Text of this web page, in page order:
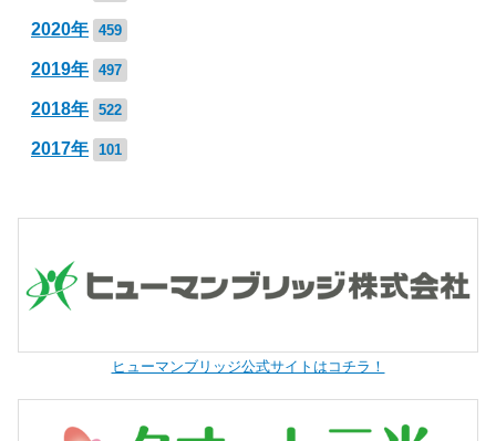
2020年 459
2019年 497
2018年 522
2017年 101
ヒューマンブリッジ公式サイトはコチラ！